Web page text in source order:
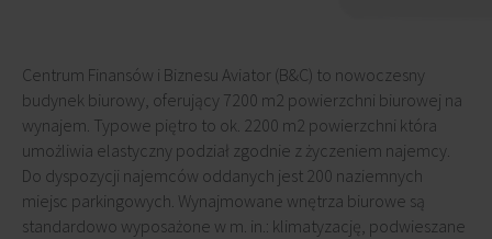
Centrum Finansów i Biznesu Aviator (B&C) to nowoczesny
budynek biurowy, oferujący 7200 m2 powierzchni biurowej na
wynajem. Typowe piętro to ok. 2200 m2 powierzchni która
umożliwia elastyczny podział zgodnie z życzeniem najemcy.
Do dyspozycji najemców oddanych jest 200 naziemnych
miejsc parkingowych. Wynajmowane wnętrza biurowe są
standardowo wyposażone w m. in.: klimatyzację, podwieszane